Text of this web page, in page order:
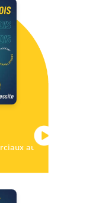
au service du